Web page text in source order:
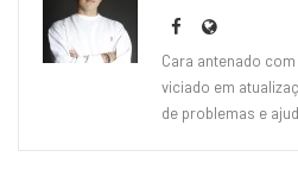
Cara antenado
viciado em
de problemas e